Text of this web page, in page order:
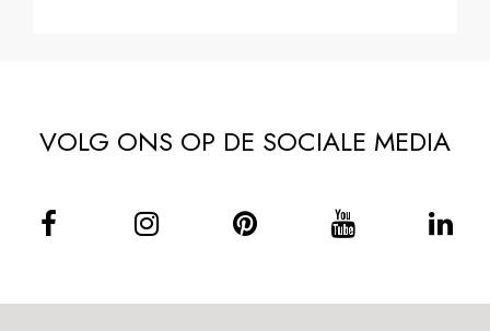
VOLG ONS OP DE SOCIALE MEDIA